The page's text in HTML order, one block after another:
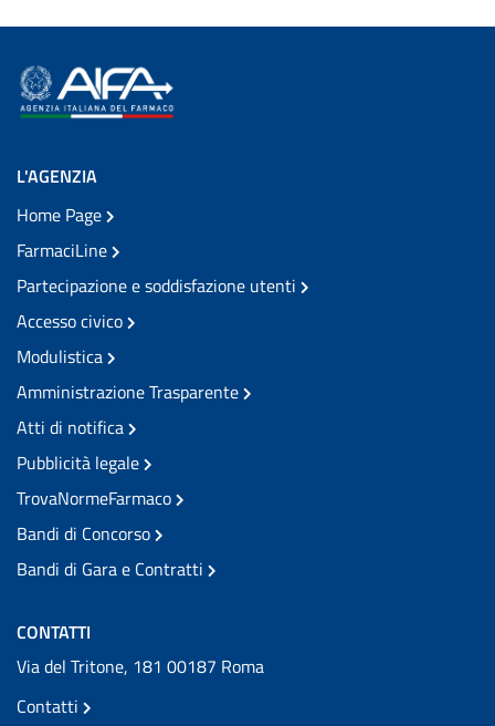
L'AGENZIA
Home Page
FarmaciLine
Partecipazione e soddisfazione utenti
Accesso civico
Modulistica
Amministrazione Trasparente
Atti di notifica
Pubblicità legale
TrovaNormeFarmaco
Bandi di Concorso
Bandi di Gara e Contratti
CONTATTI
Via del Tritone, 181 00187 Roma
Contatti